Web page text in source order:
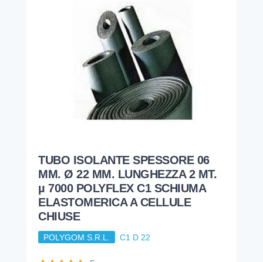
TUBO ISOLANTE SPESSORE 06
MM. Ø 22 MM. LUNGHEZZA 2 MT.
µ 7000 POLYFLEX C1 SCHIUMA
ELASTOMERICA A CELLULE
CHIUSE
POLYGOM S.R.L. C1 D 22